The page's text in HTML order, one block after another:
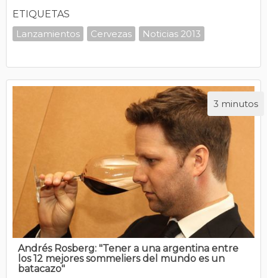
ETIQUETAS
Lanzamientos
Cervezas Noticias 2013
3 minutos
Andrés Rosberg: "Tener a una argentina entre
los 12 mejores sommeliers del mundo es un
batacazo"